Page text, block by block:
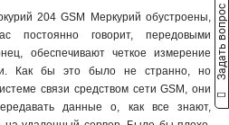
204 GSM Меркурий обустроены,
постоянно говорит, передовыми
обеспечивают четкое измерение
Как бы это было не странно, но
связи средством сети GSM, они
данные о, как все знают,
Задать вопрос